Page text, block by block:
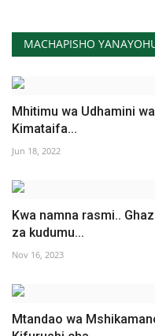
MACHAPISHO
Mhitimu wa Udhamini
Kimataifa...
Jun 18, 2022
Kwa namna rasmi..
za kudumu...
Nov 16, 2023
Mtandao wa